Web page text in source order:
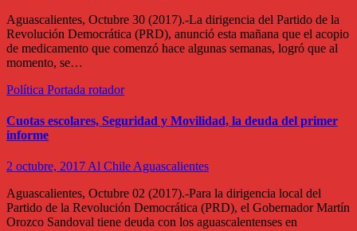
Aguascalientes, Octubre 30 (2017).-La dirigencia del Partido de la
Revolución Democrática (PRD), anunció esta mañana que el acopio
de medicamento que comenzó hace algunas semanas, logró que al
momento, se…
Política Portada rotador
Cuotas escolares, Seguridad y Movilidad, la deuda del primer
informe
2 octubre, 2017 Al Chile Aguascalientes
Aguascalientes, Octubre 02 (2017).-Para la dirigencia local del
Partido de la Revolución Democrática (PRD), el Gobernador Martín
Orozco Sandoval tiene deuda con los aguascalentenses en